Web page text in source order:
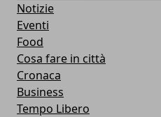
Notizie
Eventi
Food
Cosa fare in città
Cronaca
Business
Tempo Libero